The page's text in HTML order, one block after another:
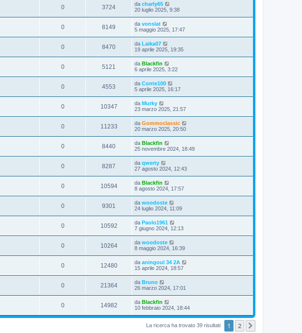
0 3724 da charly65
20 luglio 2025, 9:38
0 8149 da vonslat
5 maggio 2025, 17:47
0 8470 da Laika07
19 aprile 2025, 19:35
0 5121 da Blackfin
6 aprile 2025, 3:22
0 4553 da Conte100
5 aprile 2025, 16:17
0 10347 da Murky
23 marzo 2025, 21:57
0 11233 da Gommoclassic
20 marzo 2025, 20:50
0 8440 da Blackfin
25 novembre 2024, 18:49
0 8287 da qwerty
27 agosto 2024, 12:43
0 10594 da Blackfin
8 agosto 2024, 17:57
0 9301 da woodoste
24 luglio 2024, 11:09
0 10592 da Paolo1961
7 giugno 2024, 12:13
0 10264 da woodoste
8 maggio 2024, 16:39
0 12480 da aningoul 34 2A
15 aprile 2024, 18:57
0 21364 da Bruno
26 marzo 2024, 17:01
0 14982 da Blackfin
10 febbraio 2024, 18:44
La ricerca ha trovato 39 risultati 1 2